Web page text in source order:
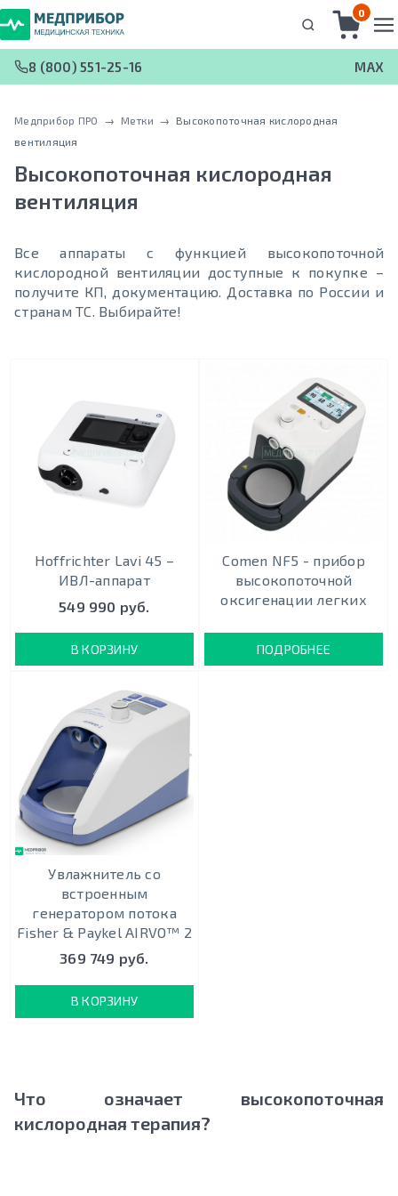
0
8 (800) 551-25-16 MAX
Медприбор ПРО → Метки → Высокопоточная кислородная
вентиляция
Высокопоточная кислородная
вентиляция
Все аппараты с функцией высокопоточной
кислородной вентиляции доступные к покупке –
получите КП, документацию. Доставка по России и
странам ТС. Выбирайте!
Hoffrichter Lavi 45 –
ИВЛ-аппарат
549 990 руб.
В КОРЗИНУ
Comen NF5 - прибор
высокопоточной
оксигенации легких
ПОДРОБНЕЕ
Увлажнитель со
встроенным
генератором потока
Fisher & Paykel AIRVO™ 2
369 749 руб.
В КОРЗИНУ
Что означает высокопоточная
кислородная терапия?